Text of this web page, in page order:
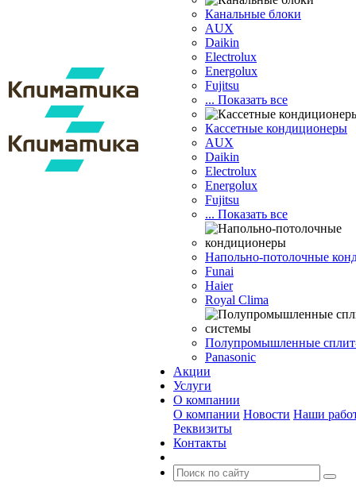
Канальные блоки
AUX
Dаikin
Electrolux
Energolux
Fujitsu
... Показать все
Кассетные кондиционеры
AUX
Daikin
Electrolux
Energolux
Fujitsu
... Показать все
Напольно-потолочные
Funai
Haier
Royal Clima
Полупромышленные
Panasonic
Акции
Услуги
О компании
О компании Новости Наши
Реквизиты
Контакты